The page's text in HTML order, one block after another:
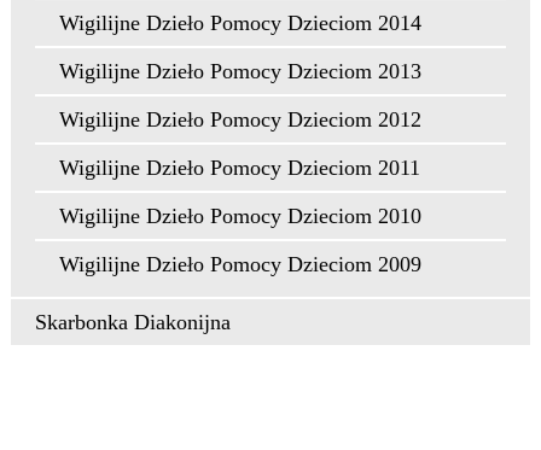
Wigilijne Dzieło Pomocy Dzieciom 2014
Wigilijne Dzieło Pomocy Dzieciom 2013
Wigilijne Dzieło Pomocy Dzieciom 2012
Wigilijne Dzieło Pomocy Dzieciom 2011
Wigilijne Dzieło Pomocy Dzieciom 2010
Wigilijne Dzieło Pomocy Dzieciom 2009
Skarbonka Diakonijna